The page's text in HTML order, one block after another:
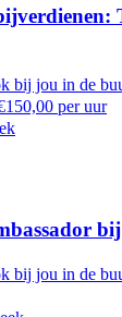
bij jou in de
per uur
bij jou in de